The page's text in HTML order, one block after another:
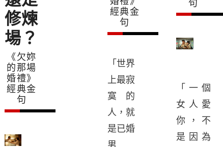
修煉
場？
《欠妳
的那場
婚禮》
經典金
句
經典金
句
「世界
上最寂
寞的
人，就
是已婚
男
句
「一個
女人愛
你，不
是因為